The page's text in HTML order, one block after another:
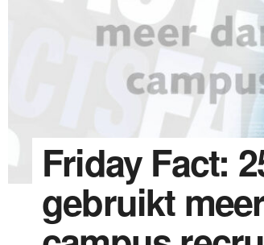
Friday Fact:
gebruikt